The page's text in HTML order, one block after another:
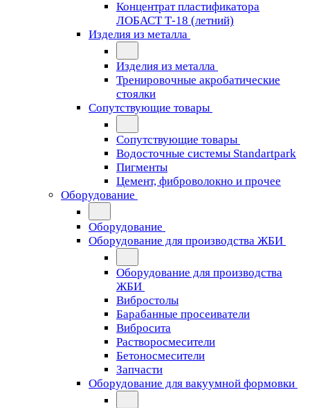
Концентрат пластификатора
ЛОБАСТ Т-18 (летний)
Изделия из металла
Изделия из металла
Тренировочные акробатические
стоялки
Сопутствующие товары
Сопутствующие товары
Водосточные системы Standartpark
Пигменты
Цемент, фиброволокно и прочее
Оборудование
Оборудование
Оборудование для производства ЖБИ
Оборудование для производства
ЖБИ
Вибростолы
Барабанные просеиватели
Вибросита
Растворосмесители
Бетоносмесители
Запчасти
Оборудование для вакуумной формовки